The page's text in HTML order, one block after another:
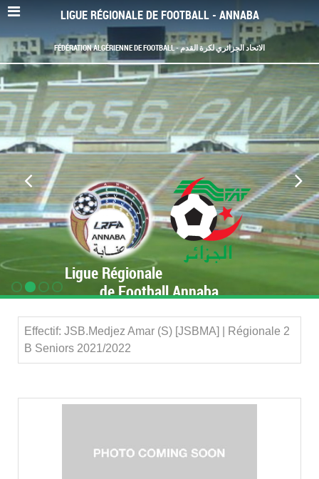
LIGUE RÉGIONALE DE FOOTBALL - ANNABA
FÉDÉRATION ALGÉRIENNE DE FOOTBALL - الاتحاد الجزائري لكرة القدم
Ligue Régionale
de Football Annaba
Effectif: JSB.Medjez Amar (S) [JSBMA] | Régionale 2
B Seniors 2021/2022